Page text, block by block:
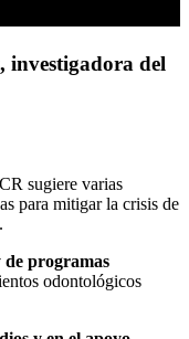
investigadora del
sugiere varias
para mitigar la crisis de
de programas
odontológicos